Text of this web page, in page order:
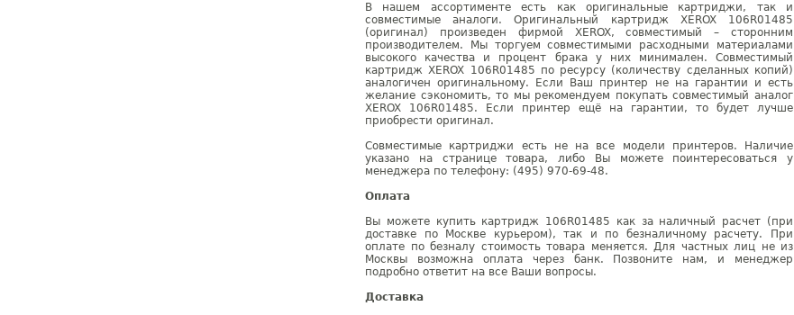
В нашем ассортименте есть как оригинальные картриджи, так и
совместимые аналоги. Оригинальный картридж XEROX 106R01485
(оригинал) произведен фирмой XEROX, совместимый – сторонним
производителем. Мы торгуем совместимыми расходными материалами
высокого качества и процент брака у них минимален. Совместимый
картридж XEROX 106R01485 по ресурсу (количеству сделанных копий)
аналогичен оригинальному. Если Ваш принтер не на гарантии и есть
желание сэкономить, то мы рекомендуем покупать совместимый аналог
XEROX 106R01485. Если принтер ещё на гарантии, то будет лучше
приобрести оригинал.
Совместимые картриджи есть не на все модели принтеров. Наличие
указано на странице товара, либо Вы можете поинтересоваться у
менеджера по телефону: (495) 970-69-48.
Оплата
Вы можете купить картридж 106R01485 как за наличный расчет (при
доставке по Москве курьером), так и по безналичному расчету. При
оплате по безналу стоимость товара меняется. Для частных лиц не из
Москвы возможна оплата через банк. Позвоните нам, и менеджер
подробно ответит на все Ваши вопросы.
Доставка